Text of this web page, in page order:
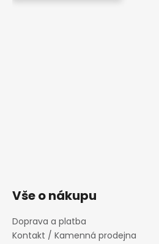
Vše o nákupu
Doprava a platba
Kontakt / Kamenná prodejna